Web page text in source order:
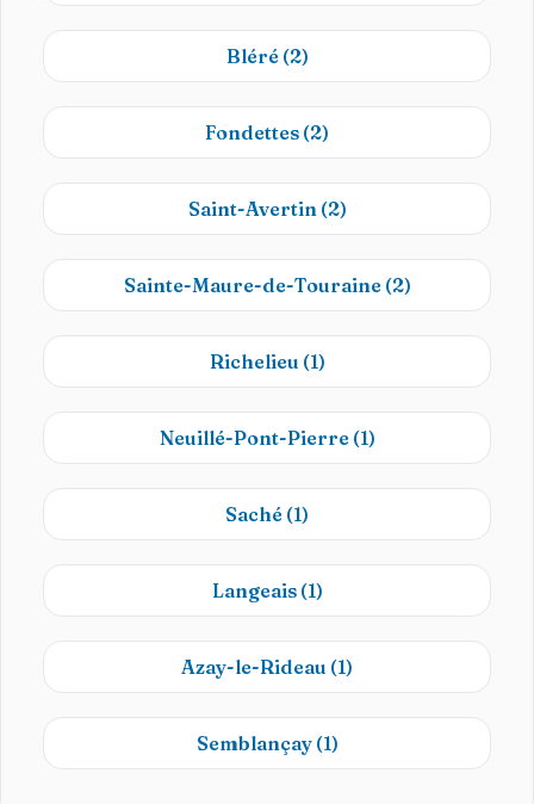
Bléré (2)
Fondettes (2)
Saint-Avertin (2)
Sainte-Maure-de-Touraine (2)
Richelieu (1)
Neuillé-Pont-Pierre (1)
Saché (1)
Langeais (1)
Azay-le-Rideau (1)
Semblançay (1)